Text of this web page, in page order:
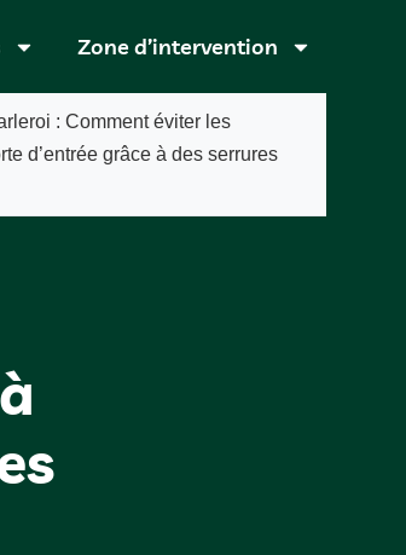
Zone d’intervention
: Comment éviter les
d’entrée grâce à des serrures